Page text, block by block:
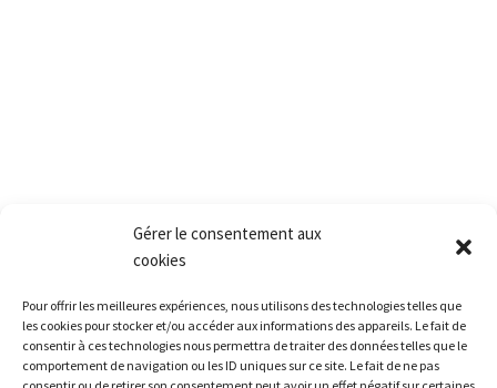
Gérer le consentement aux
cookies
Pour offrir les meilleures expériences, nous utilisons des technologies telles que
les cookies pour stocker et/ou accéder aux informations des appareils. Le fait de
consentir à ces technologies nous permettra de traiter des données telles que le
comportement de navigation ou les ID uniques sur ce site. Le fait de ne pas
Frais de transport
Accès rapide
La société
La grêle